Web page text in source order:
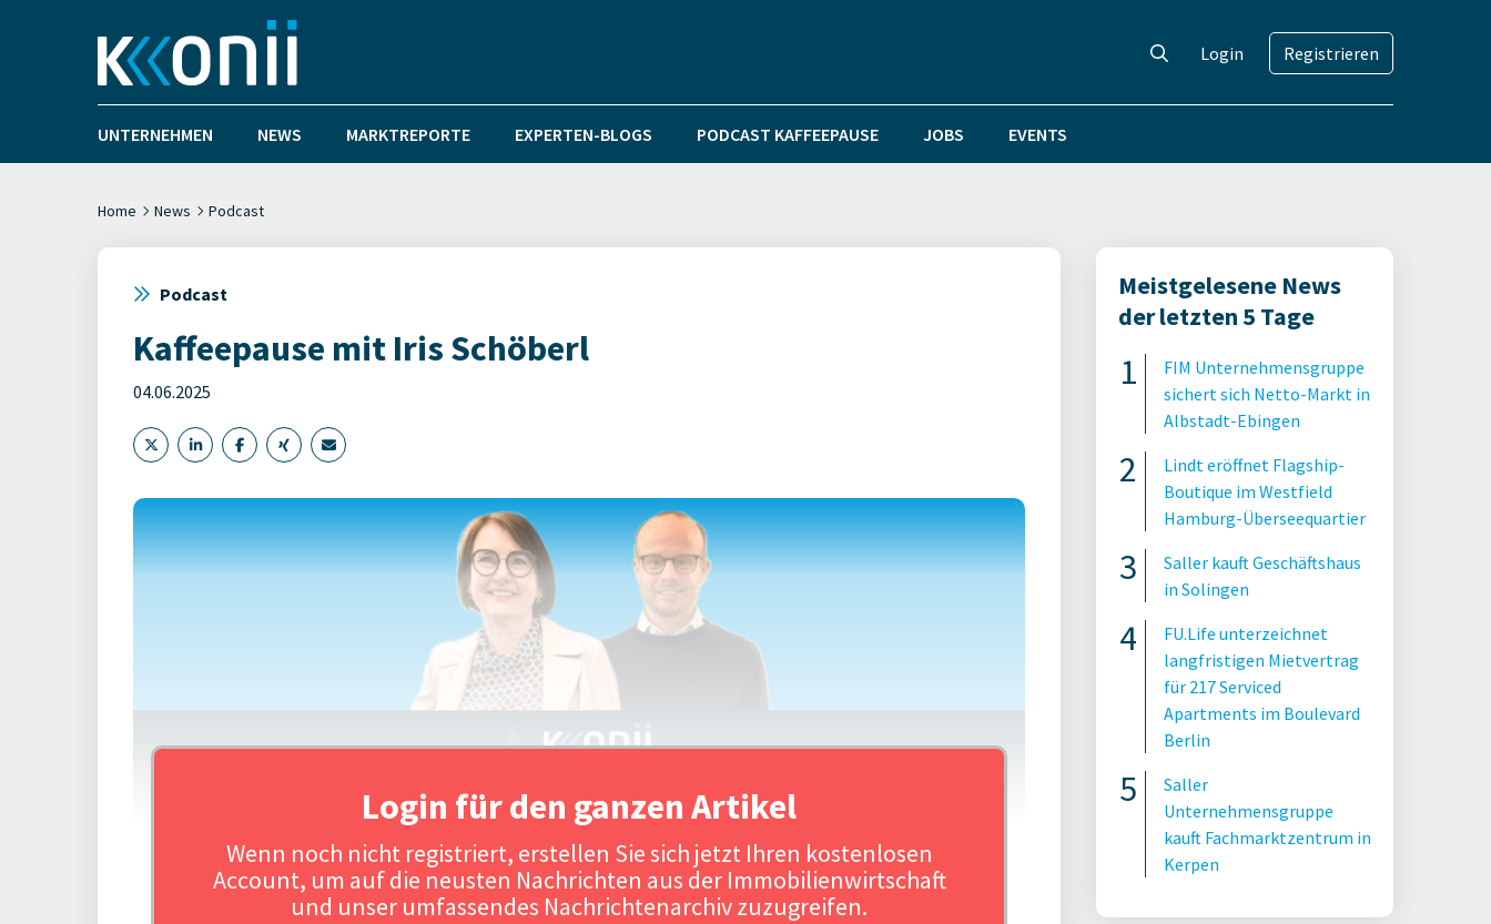
Login Registrieren
UNTERNEHMEN NEWS MARKTREPORTE EXPERTEN-BLOGS PODCAST KAFFEEPAUSE JOBS EVENTS
Home News Podcast
Podcast
Kaffeepause mit Iris Schöberl
04.06.2025
Quelle: Konii / Urheber: Konii
Login für den ganzen Artikel
Wenn noch nicht registriert, erstellen Sie sich jetzt Ihren kostenlosen
Account, um auf die neusten Nachrichten aus der Immobilienwirtschaft
und unser umfassendes Nachrichtenarchiv zuzugreifen.
Meistgelesene News
der letzten 5 Tage
FIM Unternehmensgruppe
sichert sich Netto-Markt in
Albstadt-Ebingen
Lindt eröffnet Flagship-
Boutique im Westfield
Hamburg-Überseequartier
Saller kauft Geschäftshaus
in Solingen
FU.Life unterzeichnet
langfristigen Mietvertrag
für 217 Serviced
Apartments im Boulevard
Berlin
Saller
Unternehmensgruppe
kauft Fachmarktzentrum in
Kerpen